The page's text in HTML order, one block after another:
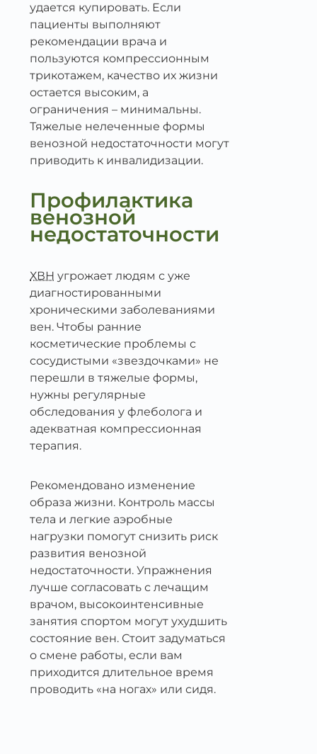
удается купировать. Если
пациенты выполняют
рекомендации врача и
пользуются компрессионным
трикотажем, качество их жизни
остается высоким, а
ограничения – минимальны.
Тяжелые нелеченные формы
венозной недостаточности могут
приводить к инвалидизации.
Профилактика
венозной
недостаточности
ХВН угрожает людям с уже
диагностированными
хроническими заболеваниями
вен. Чтобы ранние
косметические проблемы с
сосудистыми «звездочками» не
перешли в тяжелые формы,
нужны регулярные
обследования у флеболога и
адекватная компрессионная
терапия.
Рекомендовано изменение
образа жизни. Контроль массы
тела и легкие аэробные
нагрузки помогут снизить риск
развития венозной
недостаточности. Упражнения
лучше согласовать с лечащим
врачом, высокоинтенсивные
занятия спортом могут ухудшить
состояние вен. Стоит задуматься
о смене работы, если вам
приходится длительное время
проводить «на ногах» или сидя.